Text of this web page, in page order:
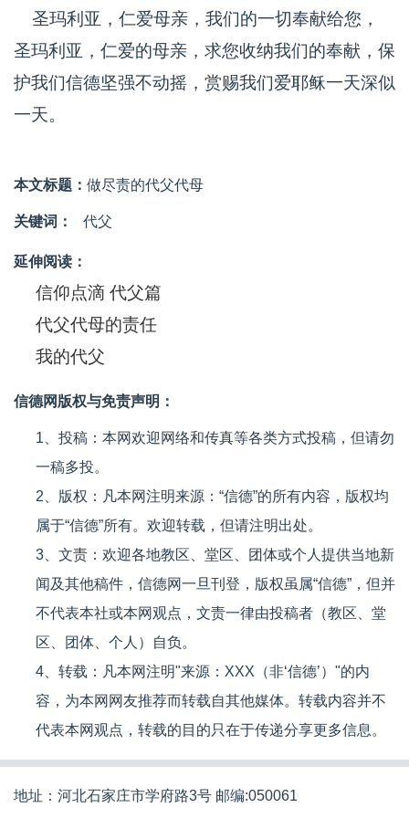
圣玛利亚，仁爱母亲，我们的一切奉献给您，
圣玛利亚，仁爱的母亲，求您收纳我们的奉献，保
护我们信德坚强不动摇，赏赐我们爱耶稣一天深似
一天。
本文标题： 做尽责的代父代母
关键词： 代父
延伸阅读：
信仰点滴 代父篇
代父代母的责任
我的代父
信德网版权与免责声明：
1、投稿：本网欢迎网络和传真等各类方式投稿，但请勿
一稿多投。
2、版权：凡本网注明来源：“信德”的所有内容，版权均
属于“信德”所有。欢迎转载，但请注明出处。
3、文责：欢迎各地教区、堂区、团体或个人提供当地新
闻及其他稿件，信德网一旦刊登，版权虽属“信德”，但并
不代表本社或本网观点，文责一律由投稿者（教区、堂
区、团体、个人）自负。
4、转载：凡本网注明"来源：XXX（非‘信德’）"的内
容，为本网网友推荐而转载自其他媒体。转载内容并不
代表本网观点，转载的目的只在于传递分享更多信息。
地址：河北石家庄市学府路3号 邮编:050061